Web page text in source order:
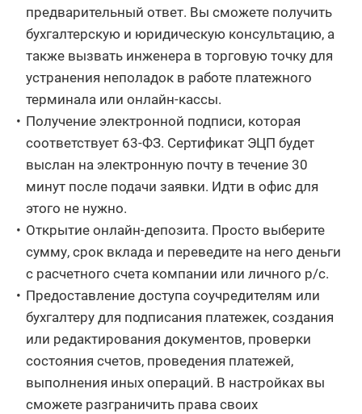
предварительный ответ. Вы сможете получить
бухгалтерскую и юридическую консультацию, а
также вызвать инженера в торговую точку для
устранения неполадок в работе платежного
терминала или онлайн-кассы.
Получение электронной подписи, которая
соответствует 63-ФЗ. Сертификат ЭЦП будет
выслан на электронную почту в течение 30
минут после подачи заявки. Идти в офис для
этого не нужно.
Открытие онлайн-депозита. Просто выберите
сумму, срок вклада и переведите на него деньги
с расчетного счета компании или личного р/с.
Предоставление доступа соучредителям или
бухгалтеру для подписания платежек, создания
или редактирования документов, проверки
состояния счетов, проведения платежей,
выполнения иных операций. В настройках вы
сможете разграничить права своих